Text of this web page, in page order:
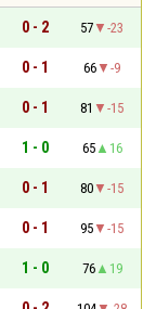
0 - 2 57
-23
0 - 1 66
-9
0 - 1 81
-15
1 - 0 65
16
0 - 1 80
-15
0 - 1 95
-15
1 - 0 76
19